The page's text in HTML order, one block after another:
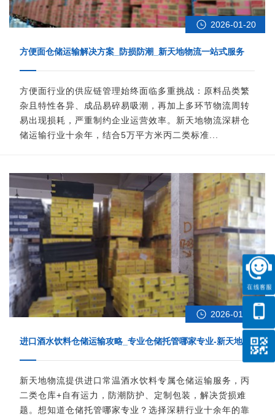
2026-01-20
方便面仓储运输解决方案_防损防潮_新天地物流一站式服务
方便面行业的供应链管理始终面临多重挑战：原料品类繁
杂且特性各异、成品易碎易吸潮，再加上多环节物流周转
易出现损耗，严重制约企业运营效率。新天地物流深耕仓
储运输行业十余年，结合5万平方米丙二类标准...
2026-01-14
进口酒水饮料仓储运输攻略_专业仓储托管哪家专业-新天地物
新天地物流提供进口常温酒水饮料专属仓储运输服务，丙
二类仓库+自有运力，防潮防护、定制包装，解决货损难
题。想知道仓储托管哪家专业？选择深耕行业十余年的靠